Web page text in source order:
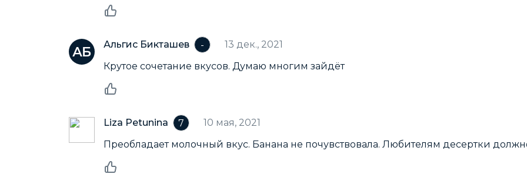
Альгис Бикташев -
13 дек., 2021
Крутое сочетание вкусов. Думаю многим зайдёт
Liza Petunina 7
10 мая, 2021
Преобладает молочный вкус. Банана не почувствовала. Любителям десертки